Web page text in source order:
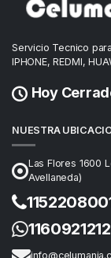
Servicio Tecnico
IPHONE, REDMI,
Hoy
NUESTRA
Las Flores 1600
Avellaneda)
1160921212